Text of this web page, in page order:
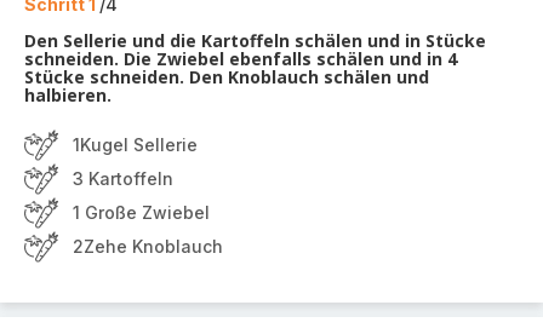
Schritt 1 /4
Den Sellerie und die Kartoffeln schälen und in Stücke
schneiden. Die Zwiebel ebenfalls schälen und in 4
Stücke schneiden. Den Knoblauch schälen und
halbieren.
1Kugel Sellerie
3 Kartoffeln
1 Große Zwiebel
2Zehe Knoblauch